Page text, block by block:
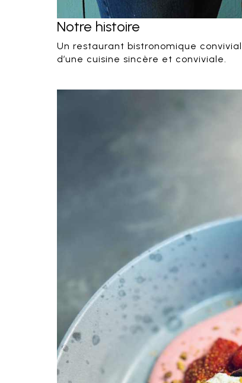
Notre histoire
Un restaurant bistronomique
d’une cuisine sincère et conviviale.